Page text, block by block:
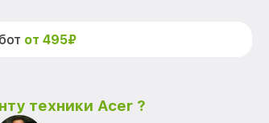
от 495₽
техники Acer ?